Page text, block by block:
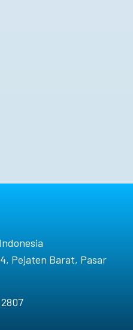
Pejaten Barat, Pasar